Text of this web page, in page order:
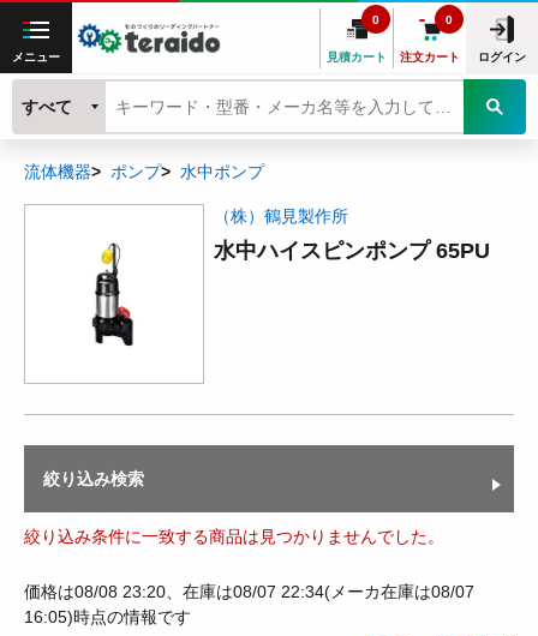
メニュー 見積カート
0
注文カート
0
ログイン
すべて
流体機器 ポンプ 水中ポンプ
（株）鶴見製作所
水中ハイスピンポンプ 65PU
絞り込み検索
絞り込み条件に一致する商品は見つかりませんでした。
価格は08/08 23:20、在庫は08/07 22:34(メーカ在庫は08/07
16:05)時点の情報です